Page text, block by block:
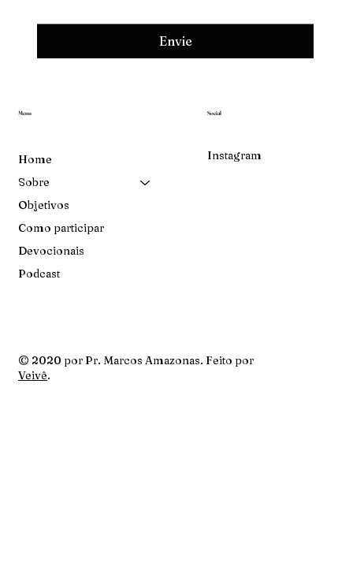
Menu
Home
Sobre
Objetivos
Como participar
Devocionais
Podcast
Social
Instagram
Envie
© 2020 por Pr. Marcos Amazonas. Feito por
Veivê.